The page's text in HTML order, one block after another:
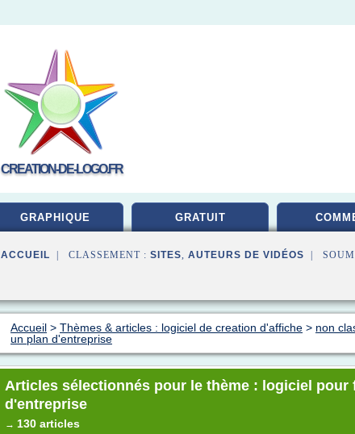
CREATION-DE-LOGO.FR
GRAPHIQUE GRATUIT
ACCUEIL | CLASSEMENT : SITES, AUTEURS DE VIDÉOS |
Accueil > Thèmes & articles : logiciel de creation d'affiche > non
un plan d'entreprise
Articles sélectionnés pour le thème : logiciel pour
d'entreprise
→ 130 articles